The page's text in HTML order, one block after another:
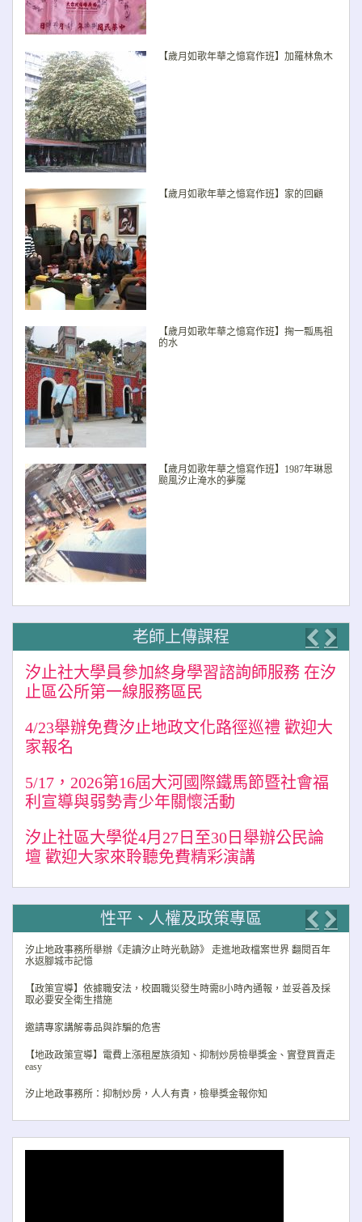
【歲月如歌年華之憶寫作班】加羅林魚木
【歲月如歌年華之憶寫作班】家的回顧
【歲月如歌年華之憶寫作班】掬一瓢馬祖
的水
【歲月如歌年華之憶寫作班】1987年琳恩
颱風汐止淹水的夢魘
老師上傳課程
汐止社大學員參加終身學習諮詢師服務 在汐
止區公所第一線服務區民
4/23舉辦免費汐止地政文化路徑巡禮 歡迎大
家報名
5/17，2026第16屆大河國際鐵馬節暨社會福
利宣導與弱勢青少年關懷活動
汐止社區大學從4月27日至30日舉辦公民論
壇 歡迎大家來聆聽免費精彩演講
性平、人權及政策專區
汐止地政事務所舉辦《走讀汐止時光軌跡》 走進地政檔案世界 翻閱百年
水返腳城市記憶
【政策宣導】依據職安法，校園職災發生時需8小時內通報，並妥善及採
取必要安全衛生措施
邀請專家講解毒品與詐騙的危害
【地政政策宣導】電費上漲租屋族須知、抑制炒房檢舉獎金、實登買賣走
easy
汐止地政事務所：抑制炒房，人人有責，檢舉獎金報你知